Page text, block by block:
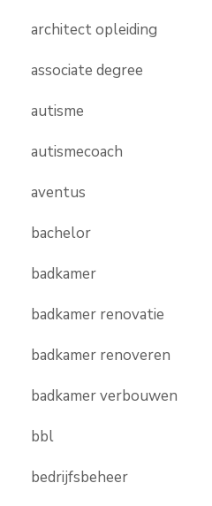
architect opleiding
associate degree
autisme
autismecoach
aventus
bachelor
badkamer
badkamer renovatie
badkamer renoveren
badkamer verbouwen
bbl
bedrijfsbeheer